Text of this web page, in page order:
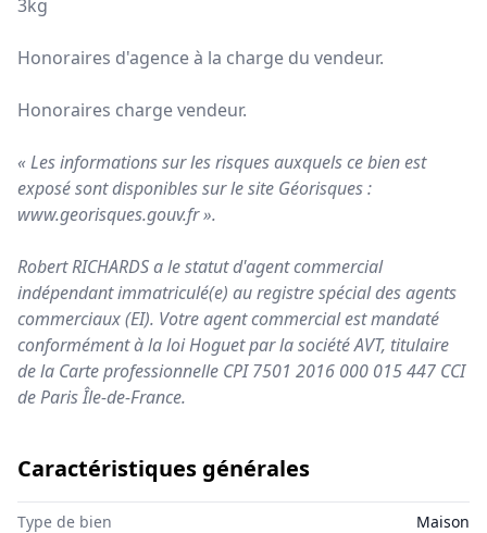
3kg
Honoraires d'agence à la charge du vendeur.
Honoraires charge vendeur.
« Les informations sur les risques auxquels ce bien est
exposé sont disponibles sur le site Géorisques :
www.georisques.gouv.fr».
Robert RICHARDS a le statut d'agent commercial
indépendant immatriculé(e) au registre spécial des agents
commerciaux (EI). Votre agent commercial est mandaté
conformément à la loi Hoguet par la société AVT, titulaire
de la Carte professionnelle CPI 7501 2016 000 015 447 CCI
de Paris Île-de-France.
Caractéristiques générales
Type de bien
Maison